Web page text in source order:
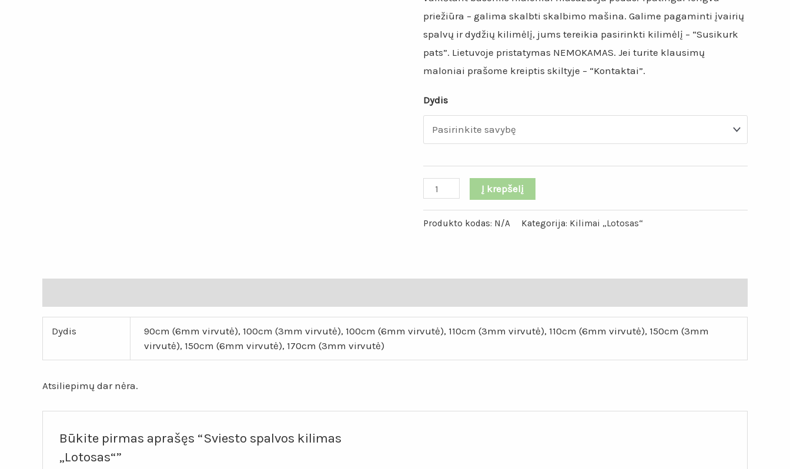
priežiūra – galima skalbti skalbimo mašina. Galime pagaminti įvairių
spalvų ir dydžių kilimėlį, jums tereikia pasirinkti kilimėlį – “Susikurk
pats”. Lietuvoje pristatymas NEMOKAMAS. Jei turite klausimų
maloniai prašome kreiptis skiltyje – “Kontaktai”.
Dydis
produkto
Sviesto
„Lotosas“
Į krepšelį
Produkto kodas: N/A Kategorija: Kilimai „Lotosas“
Dydis
90cm (6mm virvutė), 100cm (3mm virvutė), 100cm (6mm virvutė), 110cm (3mm virvutė), 110cm (6mm virvutė), 150cm (3mm
virvutė), 150cm (6mm virvutė), 170cm (3mm virvutė)
Atsiliepimų dar nėra.
Būkite pirmas aprašęs “Sviesto spalvos kilimas
„Lotosas“”